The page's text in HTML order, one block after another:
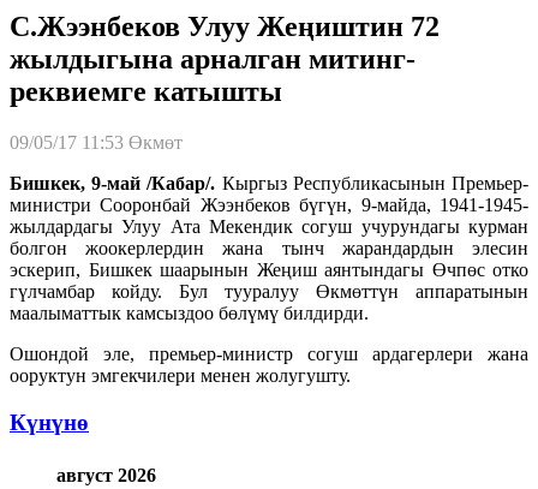
С.Жээнбеков Улуу Жеңиштин 72
жылдыгына арналган митинг-
реквиемге катышты
09/05/17 11:53 Өкмөт
Бишкек, 9-май /Кабар/. Кыргыз Республикасынын Премьер-
министри Сооронбай Жээнбеков бүгүн, 9-майда, 1941-1945-
жылдардагы Улуу Ата Мекендик согуш учурундагы курман
болгон жоокерлердин жана тынч жарандардын элесин
эскерип, Бишкек шаарынын Жеңиш аянтындагы Өчпөс отко
гүлчамбар койду. Бул тууралуу Өкмөттүн аппаратынын
маалыматтык камсыздоо бөлүмү билдирди.
Ошондой эле, премьер-министр согуш ардагерлери жана
ооруктун эмгекчилери менен жолугушту.
Күнүнө
август 2026